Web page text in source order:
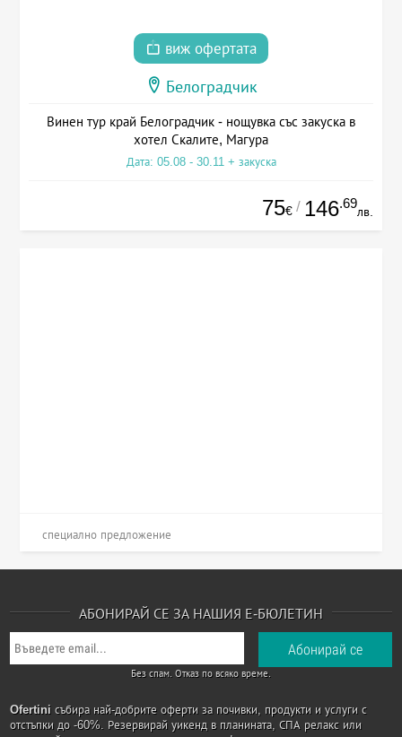
виж офертата
Белоградчик
Винен тур край Белоградчик - нощувка със закуска в
хотел Скалите, Магура
Дата: 05.08 - 30.11 + закуска
75€ / 146.69
лв.
специално предложение
АБОНИРАЙ СЕ ЗА НАШИЯ Е-БЮЛЕТИН
Без спам. Отказ по всяко време.
Ofertini събира най-добрите оферти за почивки, продукти и услуги с
отстъпки до -60%. Резервирай уикенд в планината, СПА релакс или